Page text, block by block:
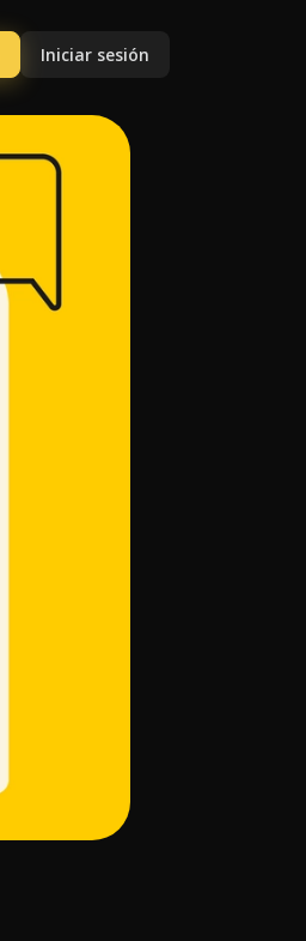
Iniciar sesión